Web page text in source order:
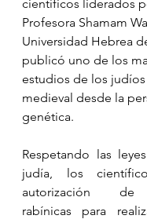
científicos liderados
Profesora Shamam
Universidad Hebrea
publicó uno de los
estudios de los
medieval desde la
genética.
Respetando las
judía, los
autorización de
rabínicas para